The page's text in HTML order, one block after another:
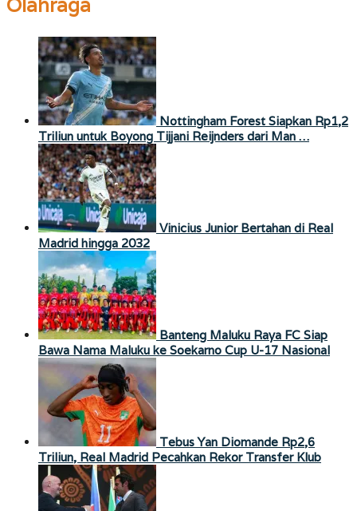
Olahraga
Nottingham Forest Siapkan Rp1,2
Triliun untuk Boyong Tijjani Reijnders dari Man …
Vinicius Junior Bertahan di Real
Madrid hingga 2032
Banteng Maluku Raya FC Siap
Bawa Nama Maluku ke Soekarno Cup U-17 Nasional
Tebus Yan Diomande Rp2,6
Triliun, Real Madrid Pecahkan Rekor Transfer Klub